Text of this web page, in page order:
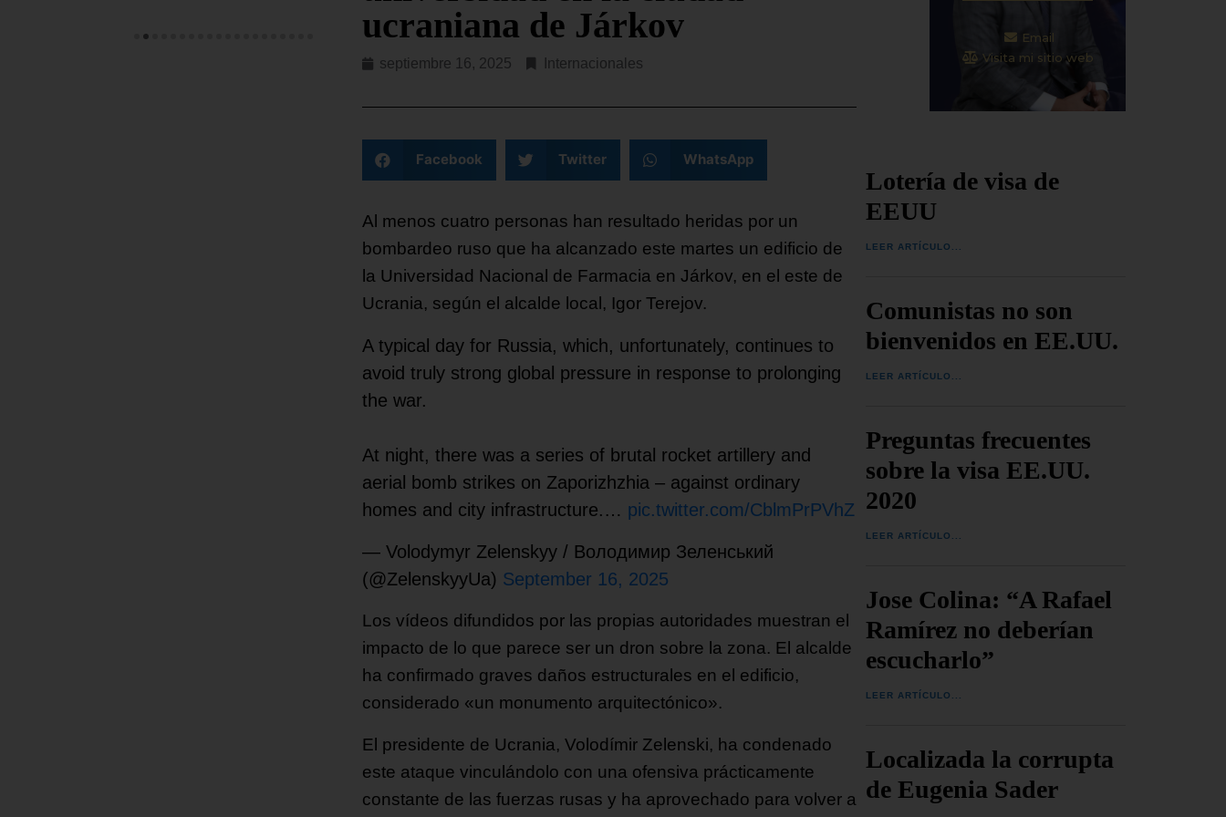
ucraniana de Járkov
septiembre 16, 2025 Internacionales
Facebook Twitter WhatsApp
Al menos cuatro personas han resultado heridas por un
bombardeo ruso que ha alcanzado este martes un edificio de
la Universidad Nacional de Farmacia en Járkov, en el este de
Ucrania, según el alcalde local, Igor Terejov.
A typical day for Russia, which, unfortunately, continues to
avoid truly strong global pressure in response to prolonging
the war.
At night, there was a series of brutal rocket artillery and
aerial bomb strikes on Zaporizhzhia – against ordinary
homes and city infrastructure.… pic.twitter.com/CblmPrPVhZ
— Volodymyr Zelenskyy / Володимир Зеленський
(@ZelenskyyUa) September 16, 2025
Los vídeos difundidos por las propias autoridades muestran el
impacto de lo que parece ser un dron sobre la zona. El alcalde
ha confirmado graves daños estructurales en el edificio,
considerado «un monumento arquitectónico».
El presidente de Ucrania, Volodímir Zelenski, ha condenado
este ataque vinculándolo con una ofensiva prácticamente
constante de las fuerzas rusas y ha aprovechado para volver a
Email
Visita mi sitio web
Lotería de visa de
EEUU
LEER ARTÍCULO...
Comunistas no son
bienvenidos en EE.UU.
LEER ARTÍCULO...
Preguntas frecuentes
sobre la visa EE.UU.
2020
LEER ARTÍCULO...
Jose Colina: “A Rafael
Ramírez no deberían
escucharlo”
LEER ARTÍCULO...
Localizada la corrupta
de Eugenia Sader